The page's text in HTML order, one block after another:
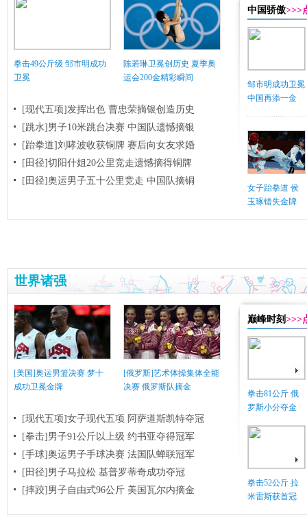
拳击49公斤级 邹市明成功
卫冕
陈若琳卫冕创历史 夏季奥
运会200金精彩瞬间
[现代五项]发挥出色 曹忠荣摘银创造历史
[跳水]男子10米跳台决赛 中国队遗憾摘银
[跆拳道]刘哮波收获铜牌 赛后向女友求婚
[田径]切阳什姐20公里竞走遗憾摘得铜牌
[田径]奥运男子五十公里竞走 中国队摘铜
中国骄傲>>>
邹市明成功卫冕
中国再添一金
女子跆拳道 侯
玉琢错失金牌
世界诸强
[美国]奥运男篮决赛 梦十
成功卫冕金牌
[俄罗斯]艺术体操集体全能
决赛 俄罗斯队摘金
[现代五项]女子现代五项 阿萨道斯凯特夺冠
[拳击]男子91公斤以上级 约书亚夺得冠军
[手球]奥运男子手球决赛 法国队蝉联冠军
[田径]男子马拉松 基普罗蒂奇成功夺冠
[摔跤]男子自由式96公斤 美国瓦尔内摘金
巅峰时刻>>>
拳击81公斤 俄
罗斯小分夺金
拳击52公斤 拉
米雷斯获首冠